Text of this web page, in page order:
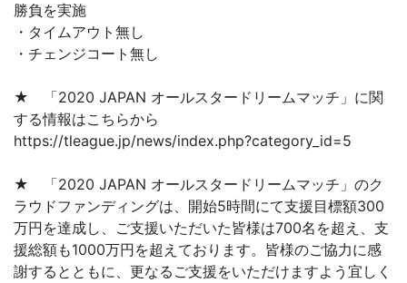
勝負を実施
・タイムアウト無し
・チェンジコート無し
★ 「2020 JAPAN オールスタードリームマッチ」に関
する情報はこちらから
https://tleague.jp/news/index.php?category_id=5
★ 「2020 JAPAN オールスタードリームマッチ」のク
ラウドファンディングは、開始5時間にて支援目標額300
万円を達成し、ご支援いただいた皆様は700名を超え、支
援総額も1000万円を超えております。皆様のご協力に感
謝するとともに、更なるご支援をいただけますよう宜しく